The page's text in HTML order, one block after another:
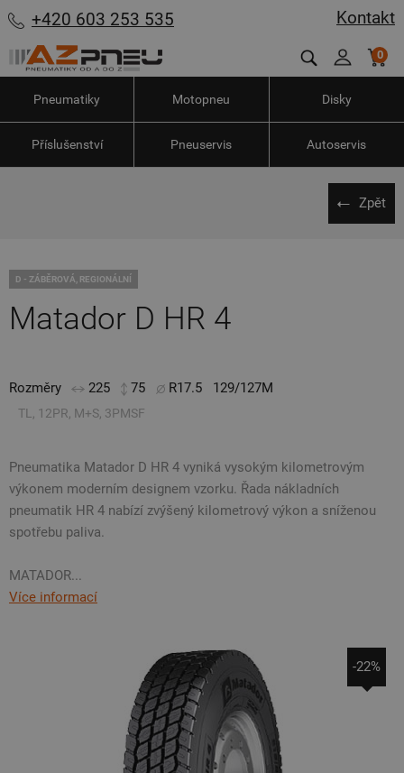
Kontakt
+420 603 253 535
0
Pneumatiky Motopneu Disky
Příslušenství Pneuservis Autoservis
Zpět
D - ZÁBĚROVÁ, REGIONÁLNÍ
Matador D HR 4
Rozměry 225 75 R17.5 129/127M
TL, 12PR, M+S, 3PMSF
Pneumatika Matador D HR 4 vyniká vysokým kilometrovým
výkonem moderním designem vzorku. Řada nákladních
pneumatik HR 4 nabízí zvýšený kilometrový výkon a sníženou
spotřebu paliva.
MATADOR...
Více informací
-22%